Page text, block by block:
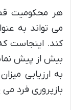
هر محکومیت
می تواند به
کند. اینجاست
بیش از پیش
به ارزیابی
بازپروری فرد می